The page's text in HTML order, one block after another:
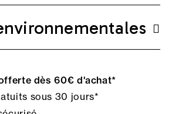
dès 60€ d'achat*
sous 30 jours*